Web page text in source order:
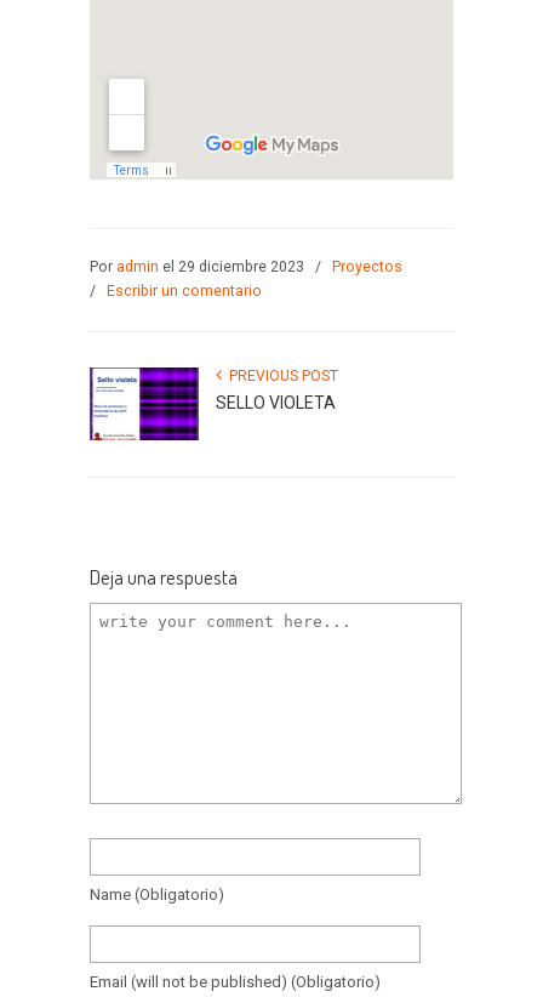
Por admin el 29 diciembre 2023 /
Proyectos
/
Escribir un comentario
PREVIOUS POST
SELLO VIOLETA
Deja una respuesta
Name (obligatorio)
Email (will not be published) (obligatorio)